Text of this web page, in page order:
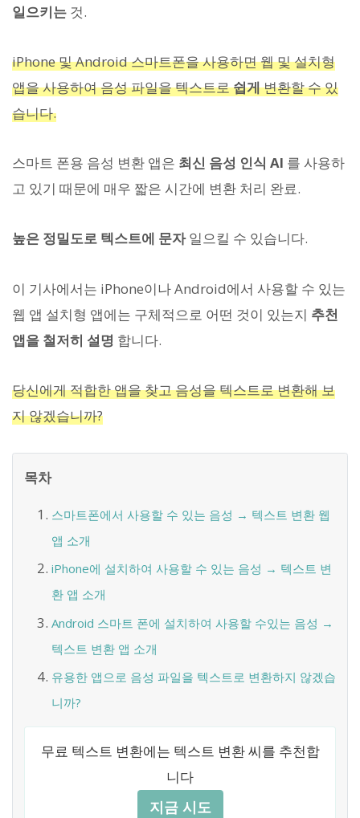
일으키는 것.
iPhone 및 Android 스마트폰을 사용하면 웹 및 설치형
앱을 사용하여 음성 파일을 텍스트로쉽게변환할 수 있
습니다.
스마트 폰용 음성 변환 앱은 최신 음성 인식 AI 를 사용하
고 있기 때문에 매우 짧은 시간에 변환 처리 완료.
높은 정밀도로 텍스트에 문자일으킬 수 있습니다.
이 기사에서는 iPhone이나 Android에서 사용할 수 있는
웹 앱 설치형 앱에는 구체적으로 어떤 것이 있는지 추천
앱을 철저히 설명 합니다.
당신에게 적합한 앱을 찾고 음성을 텍스트로 변환해 보
지 않겠습니까?
목차
스마트폰에서 사용할 수 있는 음성 → 텍스트 변환 웹
앱 소개
iPhone에 설치하여 사용할 수 있는 음성 → 텍스트 변
환 앱 소개
Android 스마트 폰에 설치하여 사용할 수있는 음성 →
텍스트 변환 앱 소개
유용한 앱으로 음성 파일을 텍스트로 변환하지 않겠습
니까?
무료 텍스트 변환에는 텍스트 변환 씨를 추천합
니다
지금 시도